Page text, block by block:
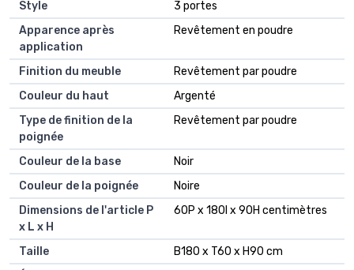
Style
3 portes
Apparence après
application
Revêtement en poudre
Finition du meuble
Revêtement par poudre
Couleur du haut
Argenté
Type de finition de la
poignée
Revêtement par poudre
Couleur de la base
Noir
Couleur de la poignée
Noire
Dimensions de l'article P
x L x H
60P x 180l x 90H centimètres
Taille
B180 x T60 x H90 cm